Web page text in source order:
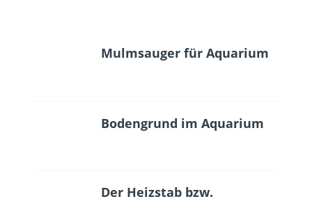
Mulmsauger für Aquarium
Bodengrund im Aquarium
Der Heizstab bzw.